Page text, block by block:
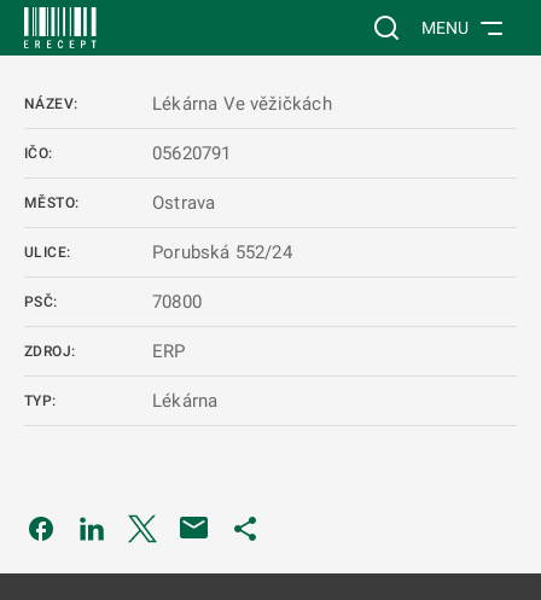
Vyhledávání na
MENU
NÁZEV: Lékárna Ve věžičkách
IČO: 05620791
MĚSTO: Ostrava
ULICE: Porubská 552/24
PSČ: 70800
ZDROJ: ERP
TYP: Lékárna
Odkaz se otevře na nové kartě
Odkaz se otevře na nové kartě
Odkaz se otevře na nové kartě